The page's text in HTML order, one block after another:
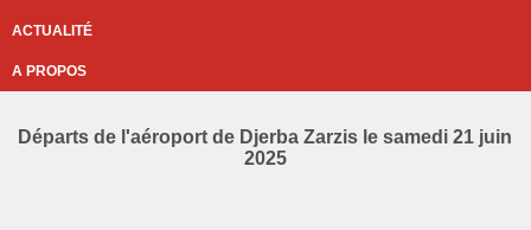
ACTUALITÉ
A PROPOS
Départs de l'aéroport de Djerba Zarzis le samedi 21 juin
2025